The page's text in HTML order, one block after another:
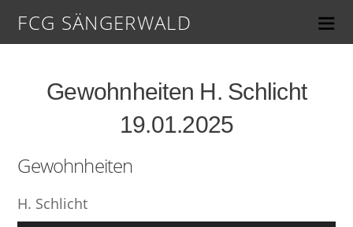
FCG SÄNGERWALD
Gewohnheiten H. Schlicht
19.01.2025
Gewohnheiten
H. Schlicht